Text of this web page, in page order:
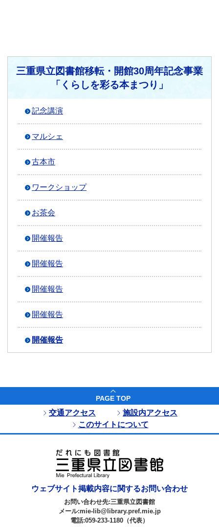
三重県立図書館移転・開館30周年記念事業
「くらしを彩る本まつり」
記念講演
マルシェ
古本市
ワークショップ
お茶会
開催報告
開催報告
開催報告
開催報告
開催報告
PAGE TOP
交通アクセス
施設内アクセス
このサイトについて
ウェブサイト掲載内容に関するお問い合わせ
お問い合わせ先:三重県立図書館
メール:mie-lib@library.pref.mie.jp
電話:059-233-1180（代表）